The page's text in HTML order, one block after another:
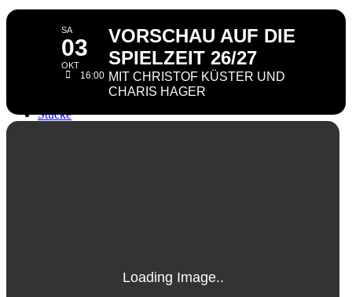
Stücke
SA
03
OKT
16:00
VORSCHAU AUF DIE
SPIELZEIT 26/27
MIT CHRISTOF KÜSTER UND
CHARIS HAGER